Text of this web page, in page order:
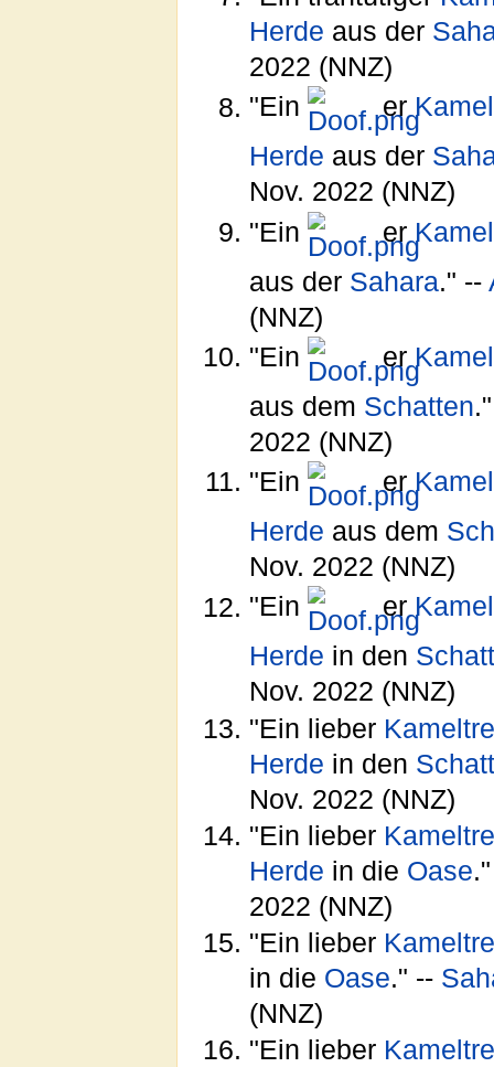
Herde aus der
2022 (NNZ)
"Ein
er
Herde aus der
Nov. 2022 (NNZ)
"Ein
er
aus der Sahara." --
(NNZ)
"Ein
er
aus dem Schatten
2022 (NNZ)
"Ein
er
Herde aus dem
Nov. 2022 (NNZ)
"Ein
er
Herde in den
Nov. 2022 (NNZ)
"Ein lieber
Herde in den
Nov. 2022 (NNZ)
"Ein lieber
Herde in die Oase
2022 (NNZ)
"Ein lieber
in die Oase." --
(NNZ)
"Ein lieber